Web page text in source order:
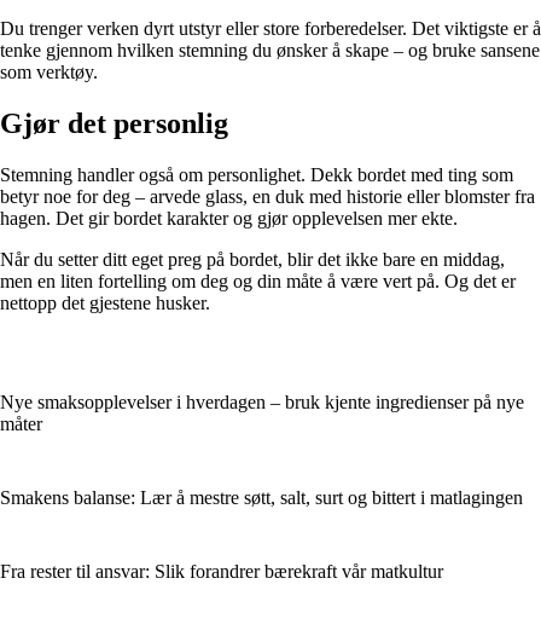
Du trenger verken dyrt utstyr eller store forberedelser. Det viktigste er å
tenke gjennom hvilken stemning du ønsker å skape – og bruke sansene
som verktøy.
Gjør det personlig
Stemning handler også om personlighet. Dekk bordet med ting som
betyr noe for deg – arvede glass, en duk med historie eller blomster fra
hagen. Det gir bordet karakter og gjør opplevelsen mer ekte.
Når du setter ditt eget preg på bordet, blir det ikke bare en middag,
men en liten fortelling om deg og din måte å være vert på. Og det er
nettopp det gjestene husker.
Nye smaksopplevelser i hverdagen – bruk kjente ingredienser på nye
måter
Smakens balanse: Lær å mestre søtt, salt, surt og bittert i matlagingen
Fra rester til ansvar: Slik forandrer bærekraft vår matkultur